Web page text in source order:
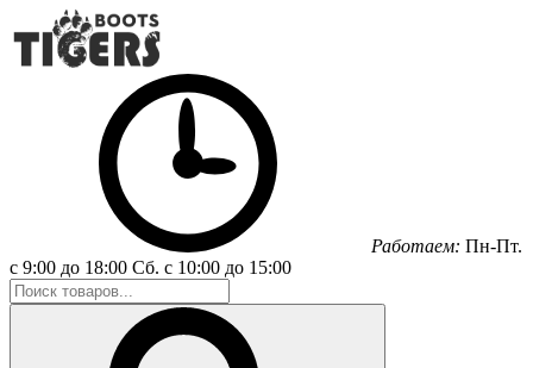
Работаем: Пн-Пт.
с 9:00 до 18:00 Сб. с 10:00 до 15:00